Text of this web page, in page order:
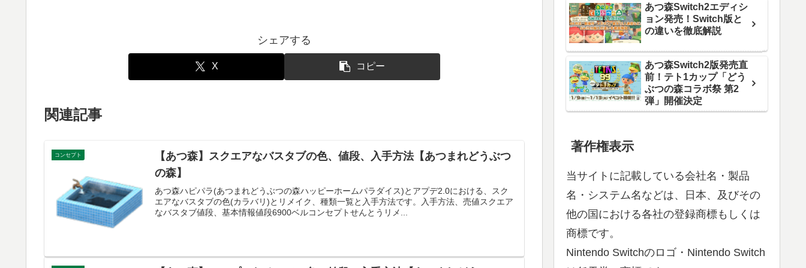
シェアする
X コピー
関連記事
コンセプト
【あつ森】スクエアなバスタブの色、値段、入手方法【あつまれどうぶつ
の森】
あつ森ハピパラ(あつまれどうぶつの森ハッピーホームパラダイス)とアプデ2.0における、スク
エアなバスタブの色(カラバリ)とリメイク、種類一覧と入手方法です。入手方法、売値スクエア
なバスタブ値段、基本情報値段6900ベルコンセプトせんとうリメ...
あつ森Switch2エディシ
ョン発売！Switch版と
の違いを徹底解説
あつ森Switch2版発売直
前！テト1カップ「どう
ぶつの森コラボ祭 第2
弾」開催決定
著作権表示
当サイトに記載している会社名・製品
名・システム名などは、日本、及びその
他の国における各社の登録商標もしくは
商標です。
Nintendo Switchのロゴ・Nintendo Switch